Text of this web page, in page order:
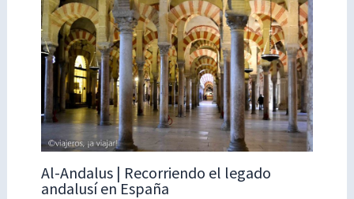
Al-Andalus | Recorriendo el legado
andalusí en España